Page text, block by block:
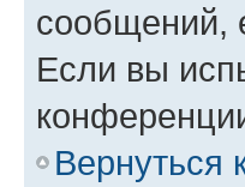
сообщений,
Если вы
Вернуться